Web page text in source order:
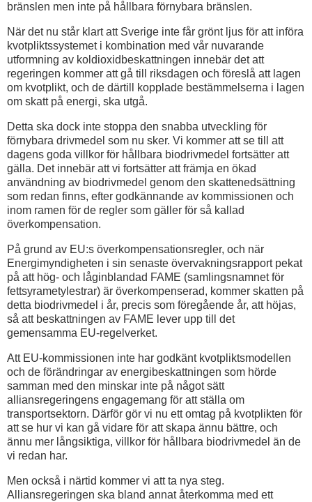
bränslen men inte på hållbara förnybara bränslen.
När det nu står klart att Sverige inte får grönt ljus för att införa
kvotpliktssystemet i kombination med vår nuvarande
utformning av koldioxidbeskattningen innebär det att
regeringen kommer att gå till riksdagen och föreslå att lagen
om kvotplikt, och de därtill kopplade bestämmelserna i lagen
om skatt på energi, ska utgå.
Detta ska dock inte stoppa den snabba utveckling för
förnybara drivmedel som nu sker. Vi kommer att se till att
dagens goda villkor för hållbara biodrivmedel fortsätter att
gälla. Det innebär att vi fortsätter att främja en ökad
användning av biodrivmedel genom den skattenedsättning
som redan finns, efter godkännande av kommissionen och
inom ramen för de regler som gäller för så kallad
överkompensation.
På grund av EU:s överkompensationsregler, och när
Energimyndigheten i sin senaste övervakningsrapport pekat
på att hög- och låginblandad FAME (samlingsnamnet för
fettsyrametylestrar) är överkompenserad, kommer skatten på
detta biodrivmedel i år, precis som föregående år, att höjas,
så att beskattningen av FAME lever upp till det
gemensamma EU-regelverket.
Att EU-kommissionen inte har godkänt kvotpliktsmodellen
och de förändringar av energibeskattningen som hörde
samman med den minskar inte på något sätt
alliansregeringens engagemang för att ställa om
transportsektorn. Därför gör vi nu ett omtag på kvotplikten för
att se hur vi kan gå vidare för att skapa ännu bättre, och
ännu mer långsiktiga, villkor för hållbara biodrivmedel än de
vi redan har.
Men också i närtid kommer vi att ta nya steg.
Alliansregeringen ska bland annat återkomma med ett